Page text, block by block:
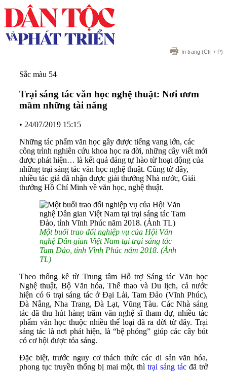
In trang (Ctr + P)
Sắc màu 54
Trại sáng tác văn học nghệ thuật: Nơi ươm
mầm những tài năng
• 24/07/2019 15:15
Những tác phẩm văn học gây được tiếng vang lớn, các
công trình nghiên cứu khoa học ra đời, những cây viết mới
được phát hiện… là kết quả đáng tự hào từ hoạt động của
những trại sáng tác văn học nghệ thuật. Cũng từ đây,
nhiều tác giả đã nhận được giải thưởng Nhà nước, Giải
thưởng Hồ Chí Minh về văn học, nghệ thuật.
Một buổi trao đổi nghiệp vụ của Hội Văn
nghệ Dân gian Việt Nam tại trại sáng tác
Tam Đảo, tỉnh Vĩnh Phúc năm 2018. (Ảnh
TL)
Theo thống kê từ Trung tâm Hỗ trợ Sáng tác Văn học
Nghệ thuật, Bộ Văn hóa, Thể thao và Du lịch, cả nước
hiện có 6 trại sáng tác ở Đại Lải, Tam Đảo (Vĩnh Phúc),
Đà Nẵng, Nha Trang, Đà Lạt, Vũng Tàu. Các Nhà sáng
tác đã thu hút hàng trăm văn nghệ sĩ tham dự, nhiều tác
phẩm văn học thuộc nhiều thể loại đã ra đời từ đây. Trại
sáng tác là nơi phát hiện, là “bệ phóng” giúp các cây bút
có cơ hội được tỏa sáng.
Đặc biệt, trước nguy cơ thách thức các di sản văn hóa,
phong tục truyền thống bị mai một, thìtrại sáng tác đã trở